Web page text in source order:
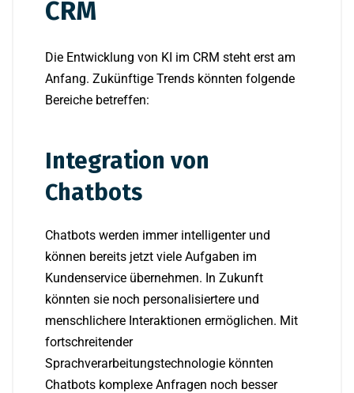
CRM
Die Entwicklung von KI im CRM steht erst am
Anfang. Zukünftige Trends könnten folgende
Bereiche betreffen:
Integration von
Chatbots
Chatbots werden immer intelligenter und
können bereits jetzt viele Aufgaben im
Kundenservice übernehmen. In Zukunft
könnten sie noch personalisiertere und
menschlichere Interaktionen ermöglichen. Mit
fortschreitender
Sprachverarbeitungstechnologie könnten
Chatbots komplexe Anfragen noch besser